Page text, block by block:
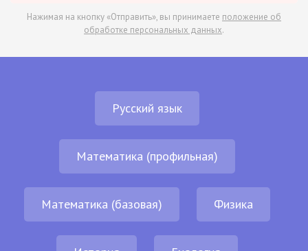
Нажимая на кнопку «Отправить», вы принимаете положение об
обработке персональных данных.
Русский язык
Математика (профильная)
Математика (базовая) Физика